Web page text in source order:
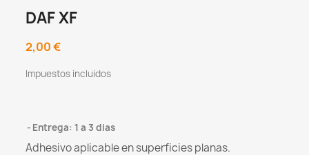
DAF XF
2,00 €
Impuestos incluidos
Entrega: 1 a 3 dias
Adhesivo aplicable en superficies planas.